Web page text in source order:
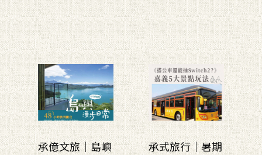
承億文旅｜島嶼
承式旅行｜暑期